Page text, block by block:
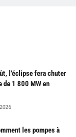
l’éclipse fera chuter
de 1 800 MW en
les pompes à